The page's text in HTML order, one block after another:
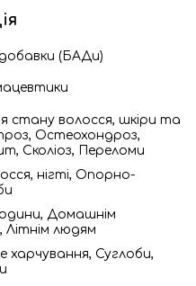
добавки (БАДи)
стану волосся, шкіри та
Остеохондроз,
Сколіоз, Переломи
нігті, Опорно-
Домашнім
людям
харчування, Суглоби,